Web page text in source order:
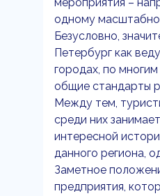
одному
Безусловно,
Петербург как
городах, по
общие стандарты
Между тем,
среди них
интересной
данного региона,
Заметное
предприятия,